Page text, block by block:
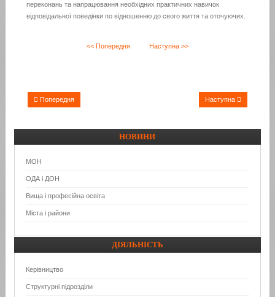
переконань та напрацювання необхідних практичних навичок
відповідальної поведінки по відношенню до свого життя та оточуючих.
<< Попередня Наступна >>
Попередня Наступна
НОВИНИ
МОН
ОДА і ДОН
Вища і професійна освіта
Міста і райони
ДІЯЛЬНІСТЬ
Керівництво
Структурні підрозділи